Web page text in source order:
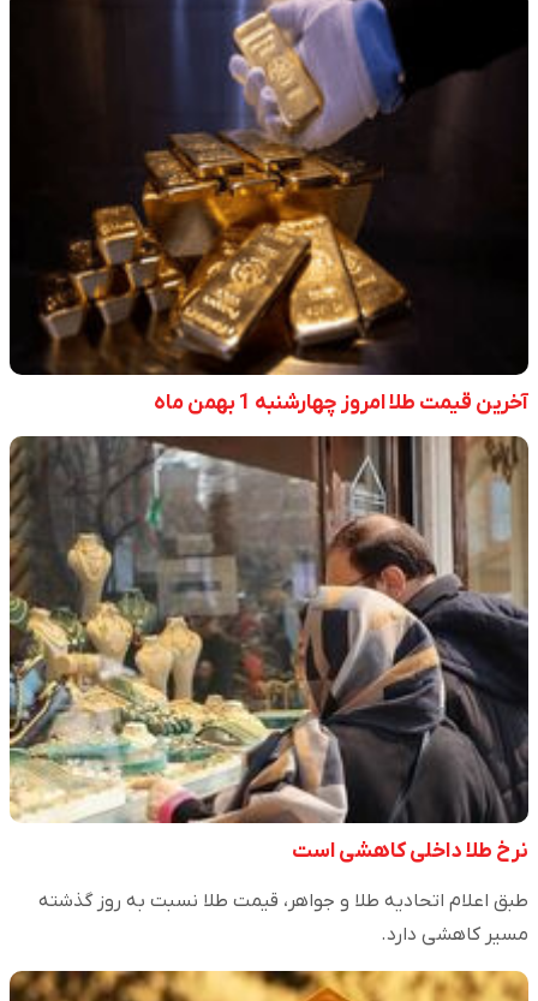
آخرین قیمت طلا امروز چهارشنبه 1 بهمن ماه
نرخ طلا داخلی کاهشی است
طبق اعلام اتحادیه طلا و جواهر، قیمت طلا نسبت به روز گذشته
مسیر کاهشی دارد.